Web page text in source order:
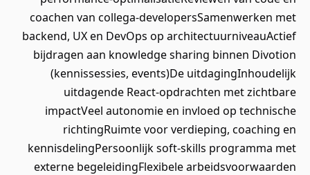
coachen van collega-developersSamenwerken met
backend, UX en DevOps op architectuurniveauActief
bijdragen aan knowledge sharing binnen Divotion
(kennissessies, events)De uitdagingInhoudelijk
uitdagende React-opdrachten met zichtbare
impactVeel autonomie en invloed op technische
richtingRuimte voor verdieping, coaching en
kennisdelingPersoonlijk soft-skills programma met
externe begeleidingFlexibele arbeidsvoorwaarden